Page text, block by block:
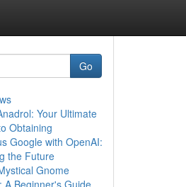
Go
Your Ultimate
Obtaining
Google with OpenAI:
the Future
Gnome
A Beginner's Guide